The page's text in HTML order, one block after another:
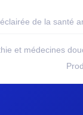
de la santé
et médecines